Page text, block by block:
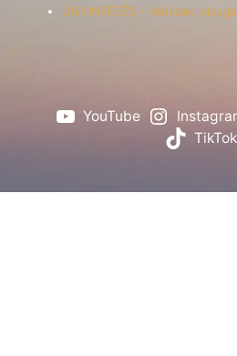
ÜGYINTÉZÉS – Műszaki
YouTube
TikTok